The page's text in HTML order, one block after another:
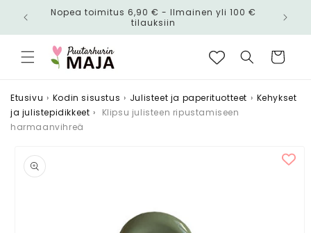
siirry
Nopea toimitus 6,90 € - Ilmainen yli 100 €
tilauksiin
Ostoskori
Etusivu › Kodin sisustus › Julisteet ja paperituotteet › Kehykset
ja julistepidikkeet ›
Klipsu julisteen ripustamiseen
harmaanvihreä
tuotetietoihin